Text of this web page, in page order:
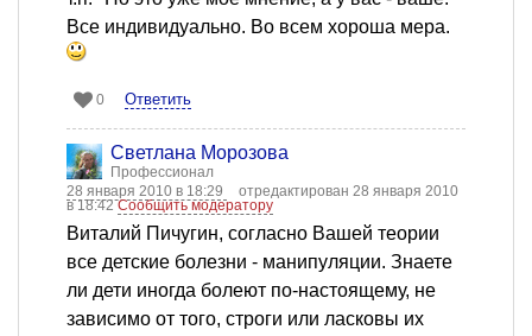
Все индивидуально. Во всем хороша мера.
0 Ответить
Светлана Морозова
Профессионал
28 января 2010 в 18:29
отредактирован 28 января 2010
в 18:42Сообщить модератору
Виталий Пичугин, согласно Вашей теории
все детские болезни - манипуляции. Знаете
ли дети иногда болеют по-настоящему, не
зависимо от того, строги или ласковы их